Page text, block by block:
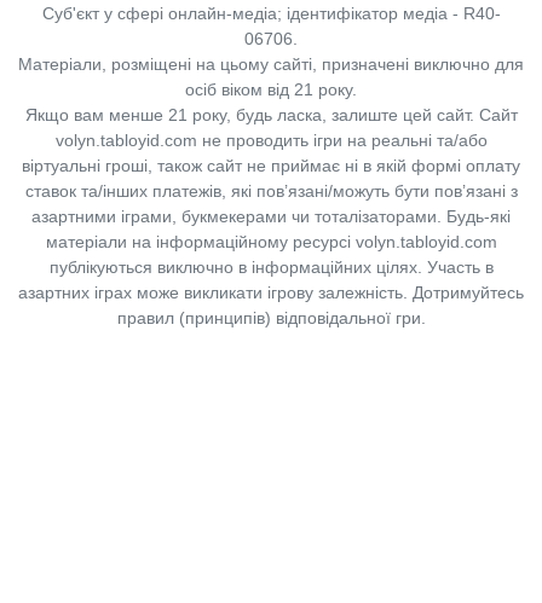
Суб'єкт у сфері онлайн-медіа; ідентифікатор медіа - R40-
06706.
Матеріали, розміщені на цьому сайті, призначені виключно для
осіб віком від 21 року.
Якщо вам менше 21 року, будь ласка, залиште цей сайт. Сайт
volyn.tabloyid.com не проводить ігри на реальні та/або
віртуальні гроші, також сайт не приймає ні в якій формі оплату
ставок та/інших платежів, які пов’язані/можуть бути пов’язані з
азартними іграми, букмекерами чи тоталізаторами. Будь-які
матеріали на інформаційному ресурсі volyn.tabloyid.com
публікуються виключно в інформаційних цілях. Участь в
азартних іграх може викликати ігрову залежність. Дотримуйтесь
правил (принципів) відповідальної гри.